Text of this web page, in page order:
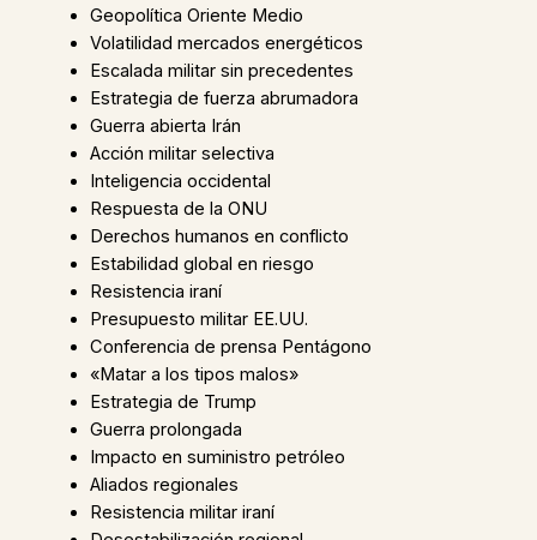
Geopolítica Oriente Medio
Volatilidad mercados energéticos
Escalada militar sin precedentes
Estrategia de fuerza abrumadora
Guerra abierta Irán
Acción militar selectiva
Inteligencia occidental
Respuesta de la ONU
Derechos humanos en conflicto
Estabilidad global en riesgo
Resistencia iraní
Presupuesto militar EE.UU.
Conferencia de prensa Pentágono
«Matar a los tipos malos»
Estrategia de Trump
Guerra prolongada
Impacto en suministro petróleo
Aliados regionales
Resistencia militar iraní